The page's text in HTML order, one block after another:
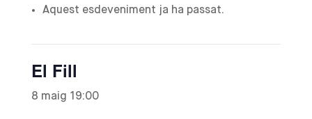
Aquest esdeveniment ja ha passat.
El Fill
8 maig 19:00